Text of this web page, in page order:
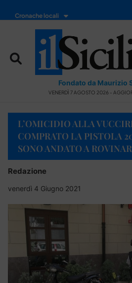
Cronache locali
Fondato da Maurizio
VENERDÌ 7 AGOSTO 2026 -
L’OMICIDIO ALLA
COMPRATO LA PISTOLA
SONO ANDATO A
Redazione
venerdì 4 Giugno 2021